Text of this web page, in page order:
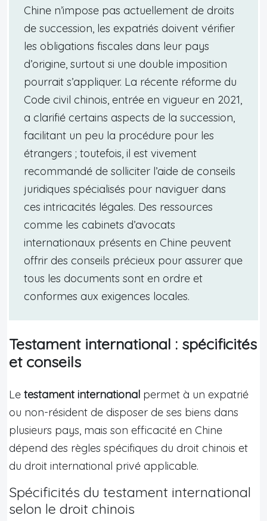
Chine n’impose pas actuellement de droits
de succession, les expatriés doivent vérifier
les obligations fiscales dans leur pays
d’origine, surtout si une double imposition
pourrait s’appliquer. La récente réforme du
Code civil chinois, entrée en vigueur en 2021,
a clarifié certains aspects de la succession,
facilitant un peu la procédure pour les
étrangers ; toutefois, il est vivement
recommandé de solliciter l’aide de conseils
juridiques spécialisés pour naviguer dans
ces intricacités légales. Des ressources
comme les cabinets d’avocats
internationaux présents en Chine peuvent
offrir des conseils précieux pour assurer que
tous les documents sont en ordre et
conformes aux exigences locales.
Testament international : spécificités
et conseils
Le testament international permet à un expatrié
ou non-résident de disposer de ses biens dans
plusieurs pays, mais son efficacité en Chine
dépend des règles spécifiques du droit chinois et
du droit international privé applicable.
Spécificités du testament international
selon le droit chinois